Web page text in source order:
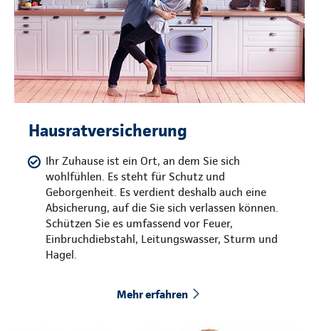
Hausratversicherung
Ihr Zuhause ist ein Ort, an dem Sie sich
wohlfühlen. Es steht für Schutz und
Geborgenheit. Es verdient deshalb auch eine
Absicherung, auf die Sie sich verlassen können.
Schützen Sie es umfassend vor Feuer,
Einbruchdiebstahl, Leitungswasser, Sturm und
Hagel.
Mehr erfahren